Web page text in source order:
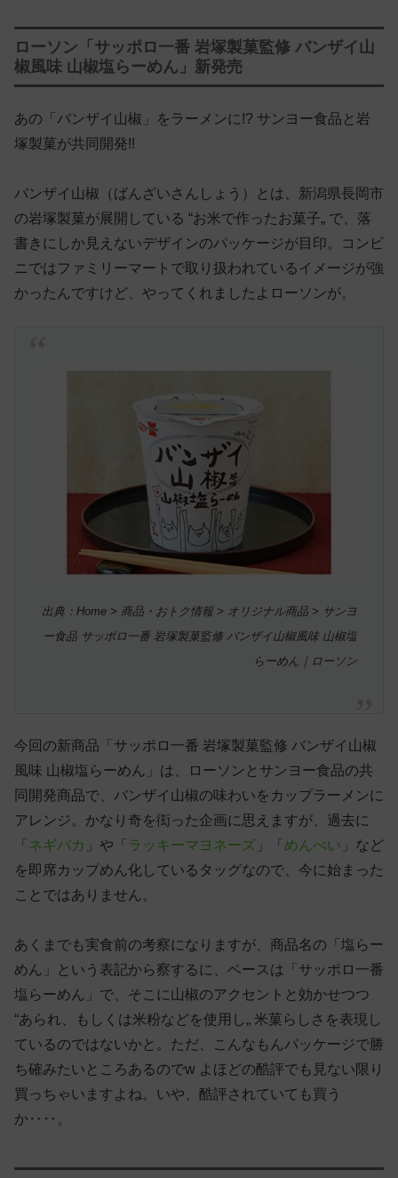
ローソン「サッポロ一番 岩塚製菓監修 バンザイ山
椒風味 山椒塩らーめん」新発売
あの「バンザイ山椒」をラーメンに!? サンヨー食品と岩
塚製菓が共同開発!!
バンザイ山椒（ばんざいさんしょう）とは、新潟県長岡市
の岩塚製菓が展開している “お米で作ったお菓子„ で、落
書きにしか見えないデザインのパッケージが目印。コンビ
ニではファミリーマートで取り扱われているイメージが強
かったんですけど、やってくれましたよローソンが。
出典：Home > 商品・おトク情報 > オリジナル商品 > サンヨ
ー食品 サッポロ一番 岩塚製菓監修 バンザイ山椒風味 山椒塩
らーめん｜ローソン
今回の新商品「サッポロ一番 岩塚製菓監修 バンザイ山椒
風味 山椒塩らーめん」は、ローソンとサンヨー食品の共
同開発商品で、バンザイ山椒の味わいをカップラーメンに
アレンジ。かなり奇を衒った企画に思えますが、過去に
「 ネギバカ 」や「 ラッキーマヨネーズ 」「 めんべい 」など
を即席カップめん化しているタッグなので、今に始まった
ことではありません。
あくまでも実食前の考察になりますが、商品名の「塩らー
めん」という表記から察するに、ベースは「サッポロ一番
塩らーめん」で、そこに山椒のアクセントと効かせつつ
“あられ、もしくは米粉などを使用し„ 米菓らしさを表現し
ているのではないかと。ただ、こんなもんパッケージで勝
ち確みたいところあるのでw よほどの酷評でも見ない限り
買っちゃいますよね。いや、酷評されていても買う
か‥‥。